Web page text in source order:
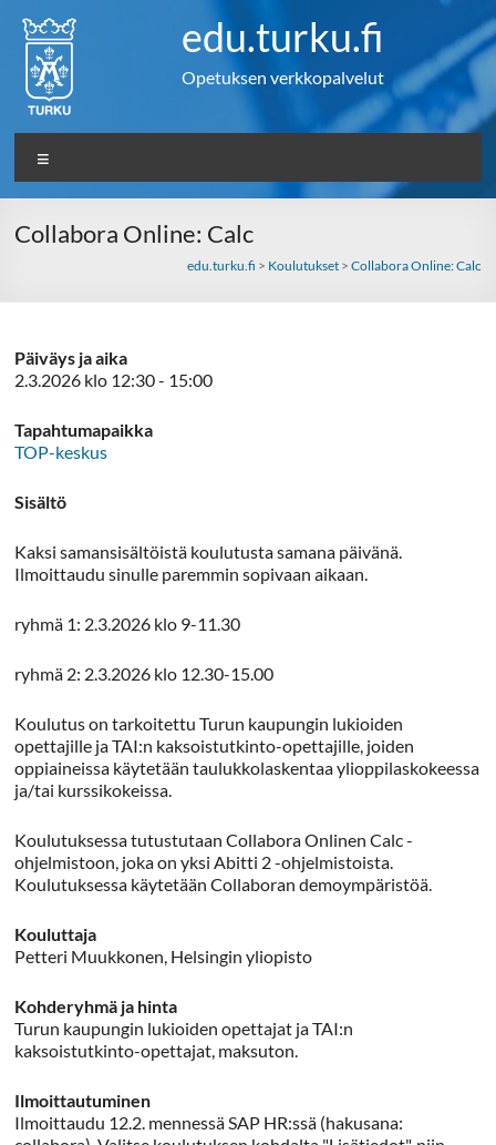
content
edu.turku.fi
Opetuksen verkkopalvelut
Collabora Online: Calc
edu.turku.fi > Koulutukset> Collabora Online: Calc
Päiväys ja aika
2.3.2026 klo 12:30 - 15:00
Tapahtumapaikka
TOP-keskus
Sisältö
Kaksi samansisältöistä koulutusta samana päivänä.
Ilmoittaudu sinulle paremmin sopivaan aikaan.
ryhmä 1: 2.3.2026 klo 9-11.30
ryhmä 2: 2.3.2026 klo 12.30-15.00
Koulutus on tarkoitettu Turun kaupungin lukioiden
opettajille ja TAI:n kaksoistutkinto-opettajille, joiden
oppiaineissa käytetään taulukkolaskentaa ylioppilaskokeessa
ja/tai kurssikokeissa.
Koulutuksessa tutustutaan Collabora Onlinen Calc -
ohjelmistoon, joka on yksi Abitti 2 -ohjelmistoista.
Koulutuksessa käytetään Collaboran demoympäristöä.
Kouluttaja
Petteri Muukkonen, Helsingin yliopisto
Kohderyhmä ja hinta
Turun kaupungin lukioiden opettajat ja TAI:n
kaksoistutkinto-opettajat, maksuton.
Ilmoittautuminen
Ilmoittaudu 12.2. mennessä SAP HR:ssä (hakusana: